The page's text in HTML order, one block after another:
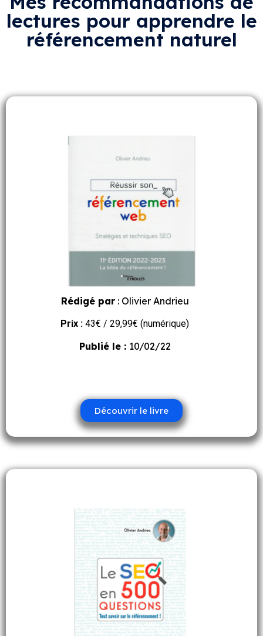
lectures pour apprendre le
référencement naturel
Rédigé par: Olivier Andrieu
Prix :43€ / 29,99€ (numérique)
Publié le : 10/02/22
Découvrir le livre